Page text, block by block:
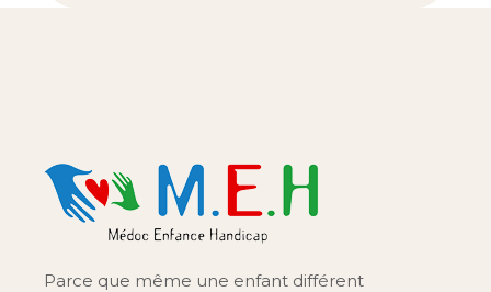
Parce que même une enfant différent